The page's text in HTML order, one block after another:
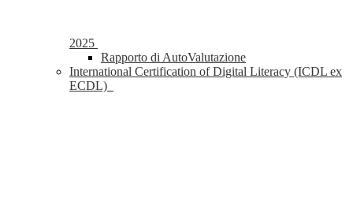
2025
Rapporto di AutoValutazione
International Certification of Digital Literacy (ICDL ex
ECDL)